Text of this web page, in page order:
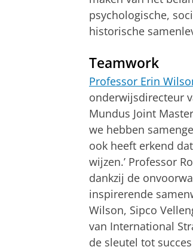
psychologische,
historische
Teamwork
Professor Erin
onderwijsdirecteur
Mundus Joint
we hebben
ook heeft erkend
wijzen.’ Professor
dankzij de
inspirerende
Wilson, Sipco
van International
de sleutel tot